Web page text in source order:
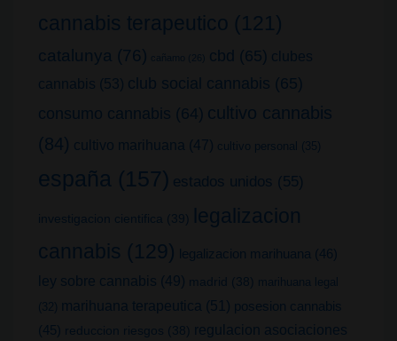
cannabis terapeutico (121)
catalunya (76) cañamo (26) cbd (65) clubes
cannabis (53) club social cannabis (65)
consumo cannabis (64) cultivo cannabis
(84) cultivo marihuana (47) cultivo personal (35)
españa (157) estados unidos (55)
investigacion cientifica (39)
legalizacion
cannabis (129) legalizacion marihuana (46)
ley sobre cannabis (49) madrid (38)
marihuana legal
(32)
marihuana terapeutica (51) posesion cannabis
(45) reduccion riesgos (38)
regulacion asociaciones